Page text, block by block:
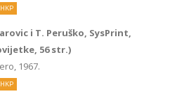
i T. Peruško, SysPrint,
56 str.)
1967.